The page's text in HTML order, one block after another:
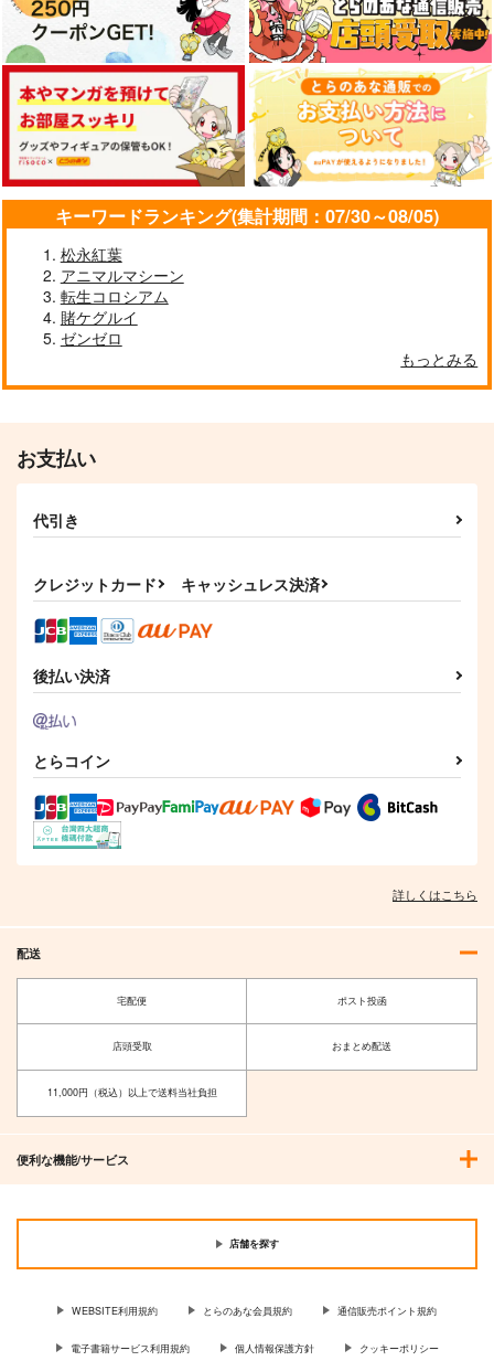
キーワードランキング(集計期間：07/30～08/05)
松永紅葉
アニマルマシーン
転生コロシアム
賭ケグルイ
ゼンゼロ
もっとみる
お支払い
代引き
クレジットカード キャッシュレス決済
後払い決済
とらコイン
詳しくはこちら
配送
宅配便 ポスト投函
店頭受取 おまとめ配送
11,000円（税込）以上で送料当社負担
便利な機能/サービス
店舗を探す
WEBSITE利用規約 とらのあな会員規約 通信販売ポイント規約
電子書籍サービス利用規約 個人情報保護方針 クッキーポリシー